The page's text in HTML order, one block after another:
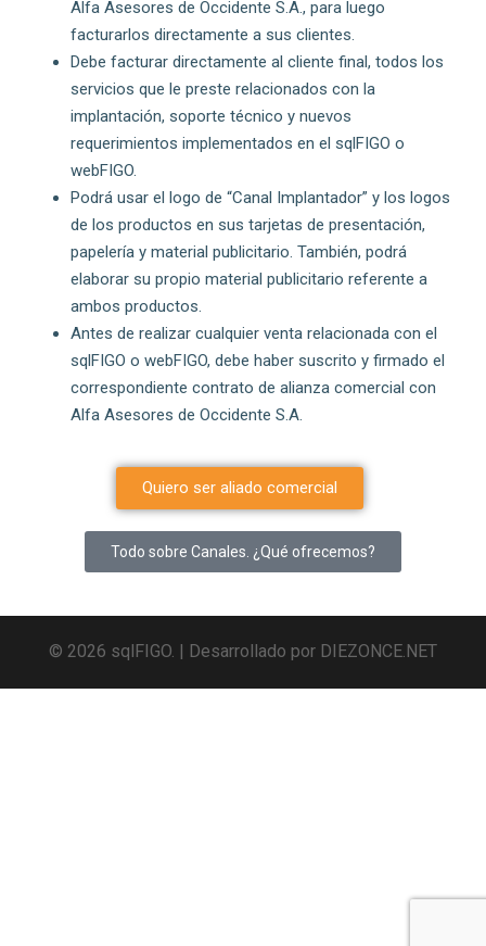
Alfa Asesores de Occidente S.A., para luego
facturarlos directamente a sus clientes.
Debe facturar directamente al cliente final, todos los
servicios que le preste relacionados con la
implantación, soporte técnico y nuevos
requerimientos implementados en el sqlFIGO o
webFIGO.
Podrá usar el logo de “Canal Implantador” y los logos
de los productos en sus tarjetas de presentación,
papelería y material publicitario. También, podrá
elaborar su propio material publicitario referente a
ambos productos.
Antes de realizar cualquier venta relacionada con el
sqlFIGO o webFIGO, debe haber suscrito y firmado el
correspondiente contrato de alianza comercial con
Alfa Asesores de Occidente S.A.
Quiero ser aliado comercial
Todo sobre Canales. ¿Qué ofrecemos?
© 2026 sqlFIGO. | Desarrollado por DIEZONCE.NET